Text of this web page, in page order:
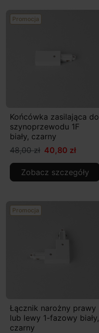
Promocja
Końcówka zasilająca do
szynoprzewodu 1F
biały, czarny
48,00 zł 40,80 zł
Zobacz szczegóły
Promocja
Łącznik narożny prawy
lub lewy 1-fazowy biały,
czarny